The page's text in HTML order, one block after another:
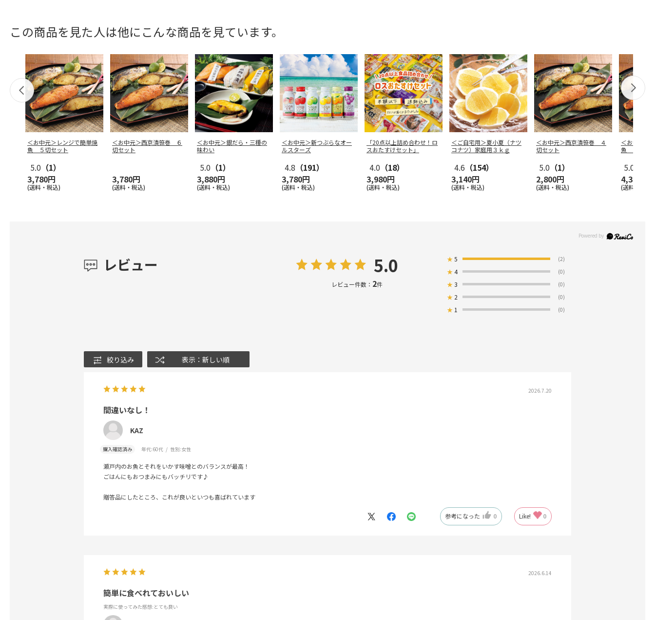
この商品を見た人は他にこんな商品を見ています。
＜お中元＞レンジで簡単焼
魚 ５切セット
5.0 （1）
3,780円
(送料・税込)
＜お中元＞西京漬笹巻 ６
切セット
3,780円
(送料・税込)
＜お中元＞銀だら・三種の
味わい
5.0 （1）
3,880円
(送料・税込)
＜お中元＞新つぶらなオー
ルスターズ
4.8 （191）
3,780円
(送料・税込)
「20点以上詰め合わせ！ロ
スおたすけセット」
4.0 （18）
3,980円
(送料・税込)
＜ご自宅用＞夏小夏（ナツ
コナツ）家庭用３ｋｇ
4.6 （154）
3,140円
(送料・税込)
＜お中元＞西京漬笹巻 ４
切セット
5.0 （1）
2,800円
(送料・税込)
＜お中元＞
魚 ６切セ
5.0
4,320円
(送料・税込)
レビュー 5.0
レビュー件数： 2件
★5 (2)
★4 (0)
★3 (0)
★ 2 (0)
★ 1 (0)
絞り込み 表示：新しい順
2026.7.20
間違いなし！
KAZ
購入確認済み 年代:60代 性別:女性
瀬戸内のお魚とそれをいかす味噌とのバランスが最高！
ごはんにもおつまみにもバッチリです♪
贈答品にしたところ、これが良いといつも喜ばれています
参考になった 0 Like! 0
2026.6.14
簡単に食べれておいしい
実際に使ってみた感想:とても良い